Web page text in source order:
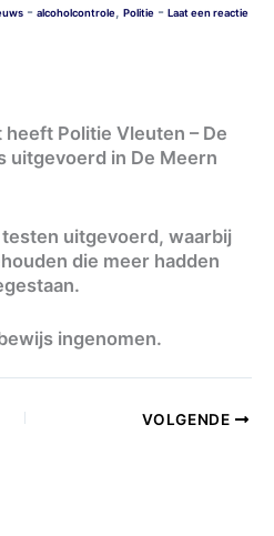
- alcoholcontrole, Politie - Laat een reactie
Politie Vleuten – De
uitgevoerd in De Meern
uitgevoerd, waarbij
die meer hadden
ingenomen.
VOLGENDE